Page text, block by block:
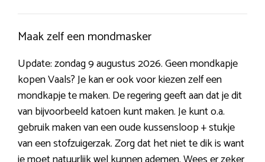
Maak zelf een mondmasker
Update: zondag 9 augustus 2026. Geen mondkapje
kopen Vaals? Je kan er ook voor kiezen zelf een
mondkapje te maken. De regering geeft aan dat je dit
van bijvoorbeeld katoen kunt maken. Je kunt o.a.
gebruik maken van een oude kussensloop + stukje
van een stofzuigerzak. Zorg dat het niet te dik is want